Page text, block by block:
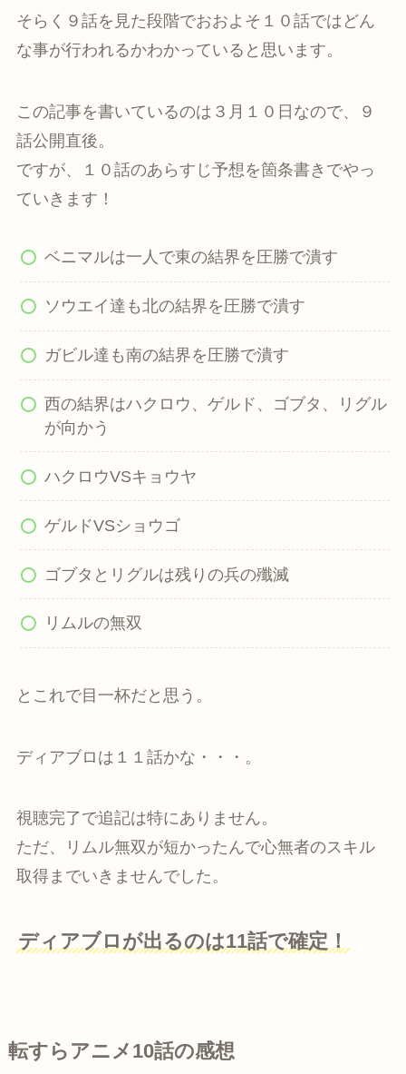
そらく９話を見た段階でおおよそ１０話ではどん
な事が行われるかわかっていると思います。
この記事を書いているのは３月１０日なので、９
話公開直後。
ですが、１０話のあらすじ予想を箇条書きでやっ
ていきます！
ベニマルは一人で東の結界を圧勝で潰す
ソウエイ達も北の結界を圧勝で潰す
ガビル達も南の結界を圧勝で潰す
西の結界はハクロウ、ゲルド、ゴブタ、リグル
が向かう
ハクロウVSキョウヤ
ゲルドVSショウゴ
ゴブタとリグルは残りの兵の殲滅
リムルの無双
とこれで目一杯だと思う。
ディアブロは１１話かな・・・。
視聴完了で追記は特にありません。
ただ、リムル無双が短かったんで心無者のスキル
取得までいきませんでした。
ディアブロが出るのは11話で確定！
転すらアニメ10話の感想